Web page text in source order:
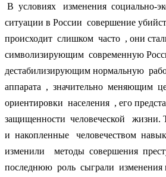
В условиях изменения социально-
ситуации в России совершение
происходит слишком часто , они
символизирующим современную
дестабилизирующим нормальную
аппарата , значительно меняющим
ориентировки населения , его
защищенности человеческой жизни.
и накопленные человечеством
изменили методы совершения
последнюю роль сыграли изменения